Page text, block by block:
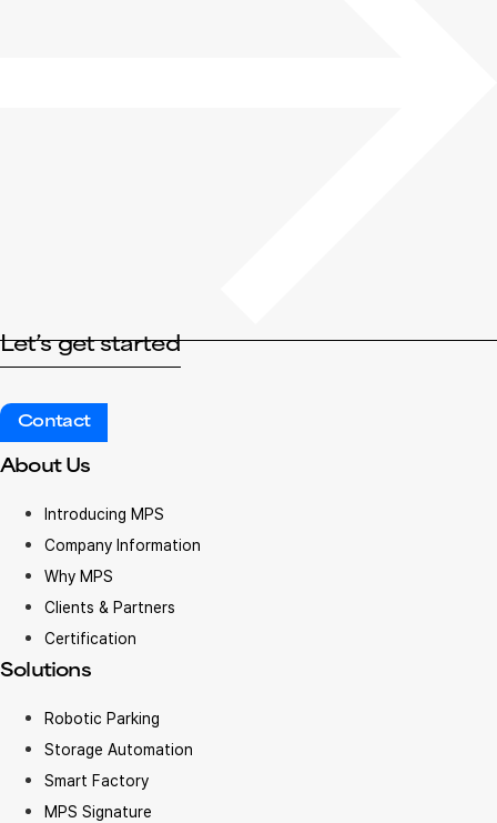
Let’s get started
Contact
About Us
Introducing MPS
Company Information
Why MPS
Clients & Partners
Certification
Solutions
Robotic Parking
Storage Automation
Smart Factory
MPS Signature